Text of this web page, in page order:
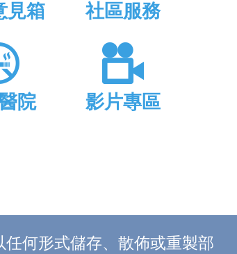
見箱 社區服務
院 影片專區
何形式儲存、散佈或重製部